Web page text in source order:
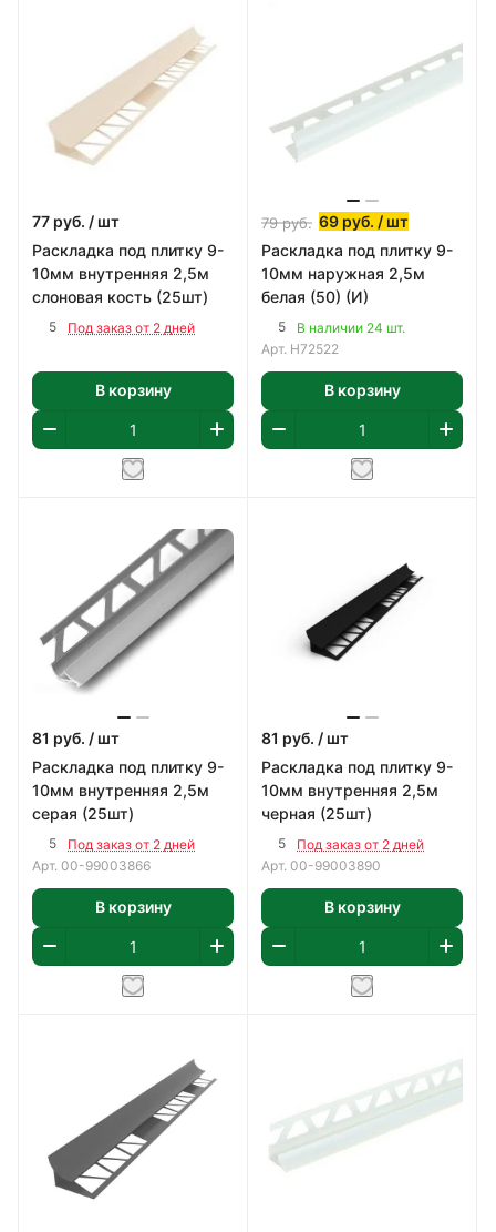
77 руб. / шт
Раскладка под плитку 9-
10мм внутренняя 2,5м
слоновая кость (25шт)
5 Под заказ от 2 дней
В корзину
79руб. 69 руб. / шт
Раскладка под плитку 9-
10мм наружная 2,5м
белая (50) (И)
5
В наличии 24 шт.
Арт. Н72522
В корзину
81 руб. / шт
Раскладка под плитку 9-
10мм внутренняя 2,5м
серая (25шт)
5
Под заказ от 2 дней
Арт. 00-99003866
В корзину
81 руб. / шт
Раскладка под плитку 9-
10мм внутренняя 2,5м
черная (25шт)
5
Под заказ от 2 дней
Арт. 00-99003890
В корзину